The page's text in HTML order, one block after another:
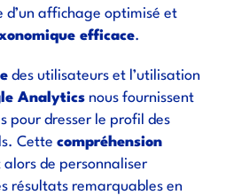
d’un affichage optimisé et
efficace.
des utilisateurs et l’utilisation
Analytics nous fournissent
pour dresser le profil des
Cettecompréhension
alors de personnaliser
résultats remarquables en